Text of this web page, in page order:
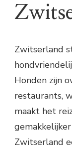
Zwitserland
Honden zijn
restaurants,
maakt het
Zwitserland